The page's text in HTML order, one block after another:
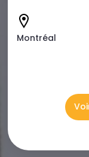
Montréal